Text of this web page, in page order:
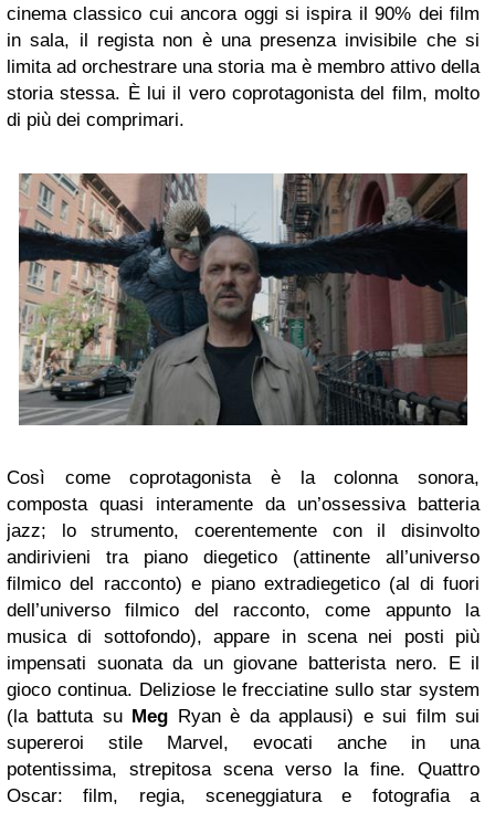
cinema classico cui ancora oggi si ispira il 90% dei film
in sala, il regista non è una presenza invisibile che si
limita ad orchestrare una storia ma è membro attivo della
storia stessa. È lui il vero coprotagonista del film, molto
di più dei comprimari.
Così come coprotagonista è la colonna sonora,
composta quasi interamente da un’ossessiva batteria
jazz; lo strumento, coerentemente con il disinvolto
andirivieni tra piano diegetico (attinente all’universo
filmico del racconto) e piano extradiegetico (al di fuori
dell’universo filmico del racconto, come appunto la
musica di sottofondo), appare in scena nei posti più
impensati suonata da un giovane batterista nero. E il
gioco continua. Deliziose le frecciatine sullo star system
(la battuta su Meg Ryan è da applausi) e sui film sui
supereroi stile Marvel, evocati anche in una
potentissima, strepitosa scena verso la fine. Quattro
Oscar: film, regia, sceneggiatura e fotografia a